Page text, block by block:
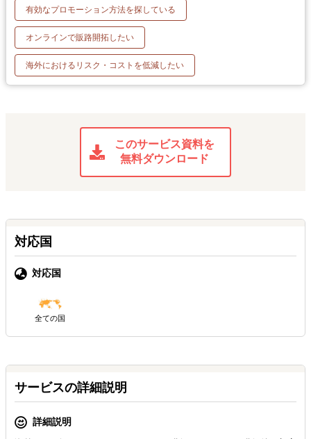
有効なプロモーション方法を探している
オンラインで販路開拓したい
海外におけるリスク・コストを低減したい
このサービス資料を
無料ダウンロード
対応国
対応国
全ての国
サービスの詳細説明
詳細説明